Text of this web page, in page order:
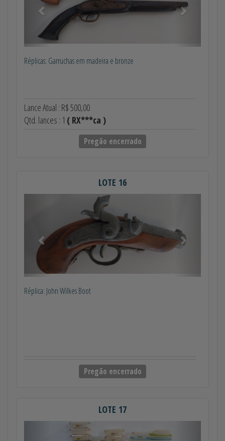
Réplicas: Garruchas em madeira e bronze
Lance Atual : R$ 500,00
Qtd. lances : 1 ( RX***ca )
Pregão encerrado
LOTE 16
Réplica: John Wilkes Boot
Pregão encerrado
LOTE 17